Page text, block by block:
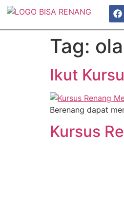
Tag:
Ikut
Berenang dapat
Kursus